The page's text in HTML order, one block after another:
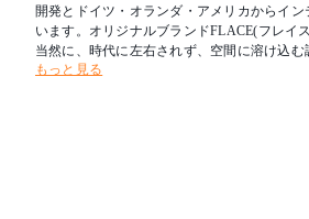
開発とドイツ・オランダ・アメリカからイ
います。オリジナルブランドFLACE(フレイ
当然に、時代に左右されず、空間に溶け込
家具創りを目指しています。フレイスは日本
もっと見る